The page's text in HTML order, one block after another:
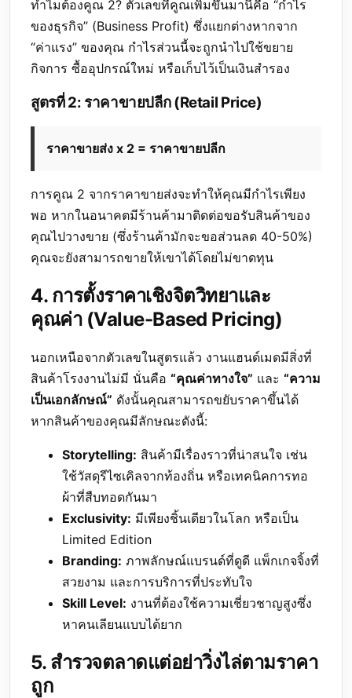
ทำไมต้องคูณ 2? ตัวเลขที่คูณเพิ่มขึ้นมานี้คือ “กำไร
ของธุรกิจ” (Business Profit) ซึ่งแยกต่างหากจาก
“ค่าแรง” ของคุณ กำไรส่วนนี้จะถูกนำไปใช้ขยาย
กิจการ ซื้ออุปกรณ์ใหม่ หรือเก็บไว้เป็นเงินสำรอง
สูตรที่ 2: ราคาขายปลีก (Retail Price)
ราคาขายส่ง x 2 = ราคาขายปลีก
การคูณ 2 จากราคาขายส่งจะทำให้คุณมีกำไรเพียง
พอ หากในอนาคตมีร้านค้ามาติดต่อขอรับสินค้าของ
คุณไปวางขาย (ซึ่งร้านค้ามักจะขอส่วนลด 40-50%)
คุณจะยังสามารถขายให้เขาได้โดยไม่ขาดทุน
4. การตั้งราคาเชิงจิตวิทยาและ
คุณค่า (Value-Based Pricing)
นอกเหนือจากตัวเลขในสูตรแล้ว งานแฮนด์เมดมีสิ่งที่
สินค้าโรงงานไม่มี นั่นคือ “คุณค่าทางใจ” และ “ความ
เป็นเอกลักษณ์” ดังนั้นคุณสามารถขยับราคาขึ้นได้
หากสินค้าของคุณมีลักษณะดังนี้:
Storytelling: สินค้ามีเรื่องราวที่น่าสนใจ เช่น
ใช้วัสดุรีไซเคิลจากท้องถิ่น หรือเทคนิคการทอ
ผ้าที่สืบทอดกันมา
Exclusivity: มีเพียงชิ้นเดียวในโลก หรือเป็น
Limited Edition
Branding: ภาพลักษณ์แบรนด์ที่ดูดี แพ็กเกจจิ้งที่
สวยงาม และการบริการที่ประทับใจ
Skill Level: งานที่ต้องใช้ความเชี่ยวชาญสูงซึ่ง
หาคนเลียนแบบได้ยาก
5. สำรวจตลาดแต่อย่าวิ่งไล่ตามราคา
ถูก